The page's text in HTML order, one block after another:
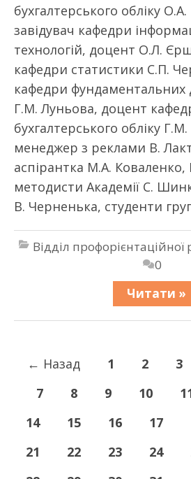
бухгалтерського обліку
завідувач кафедри
технологій, доцент О.Л.
кафедри статистики С.П.
кафедри фундаментальних
Г.М. Луньова, доцент
бухгалтерського обліку
менеджер з реклами В.
аспірантка М.А.
методисти Академії С.
В. Черненька, студенти
Відділ профорієнтаційної
0
Читати »
← Назад 1 2 3
7
8 9 10
14
15 16 17
21
22 23 24